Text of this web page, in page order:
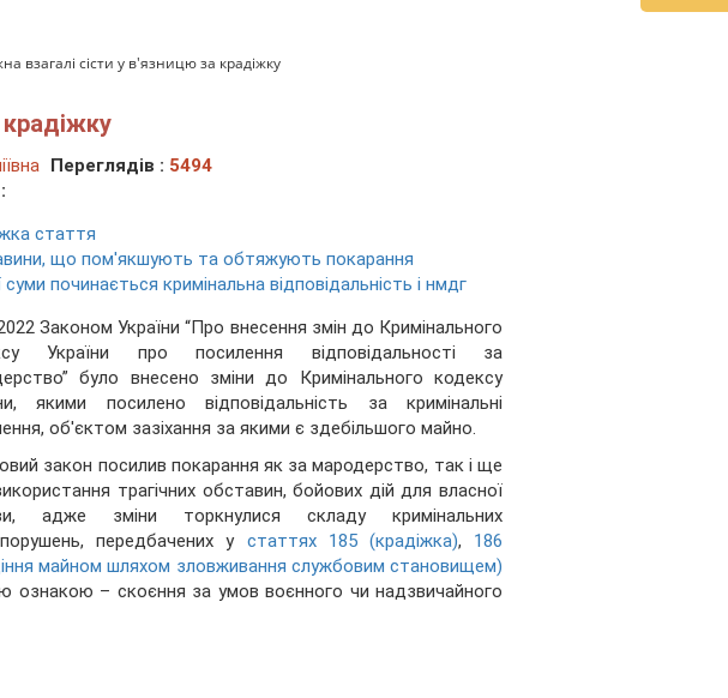
взагалі сісти у в'язницю за крадіжку
Переглядів : 5494
стаття
що пом'якшують та обтяжують покарання
суми починається кримінальна відповідальність і нмдг
Законом України “Про внесення змін до Кримінального
України про посилення відповідальності за
було внесено зміни до Кримінального кодексу
якими посилено відповідальність за кримінальні
об'єктом зазіхання за якими є здебільшого майно.
закон посилив покарання як за мародерство, так і ще
трагічних обставин, бойових дій для власної
адже зміни торкнулися складу кримінальних
передбачених у статтях 185 (крадіжка), 186
майном шляхом зловживання службовим становищем)
ознакою – скоєння за умов воєнного чи надзвичайного